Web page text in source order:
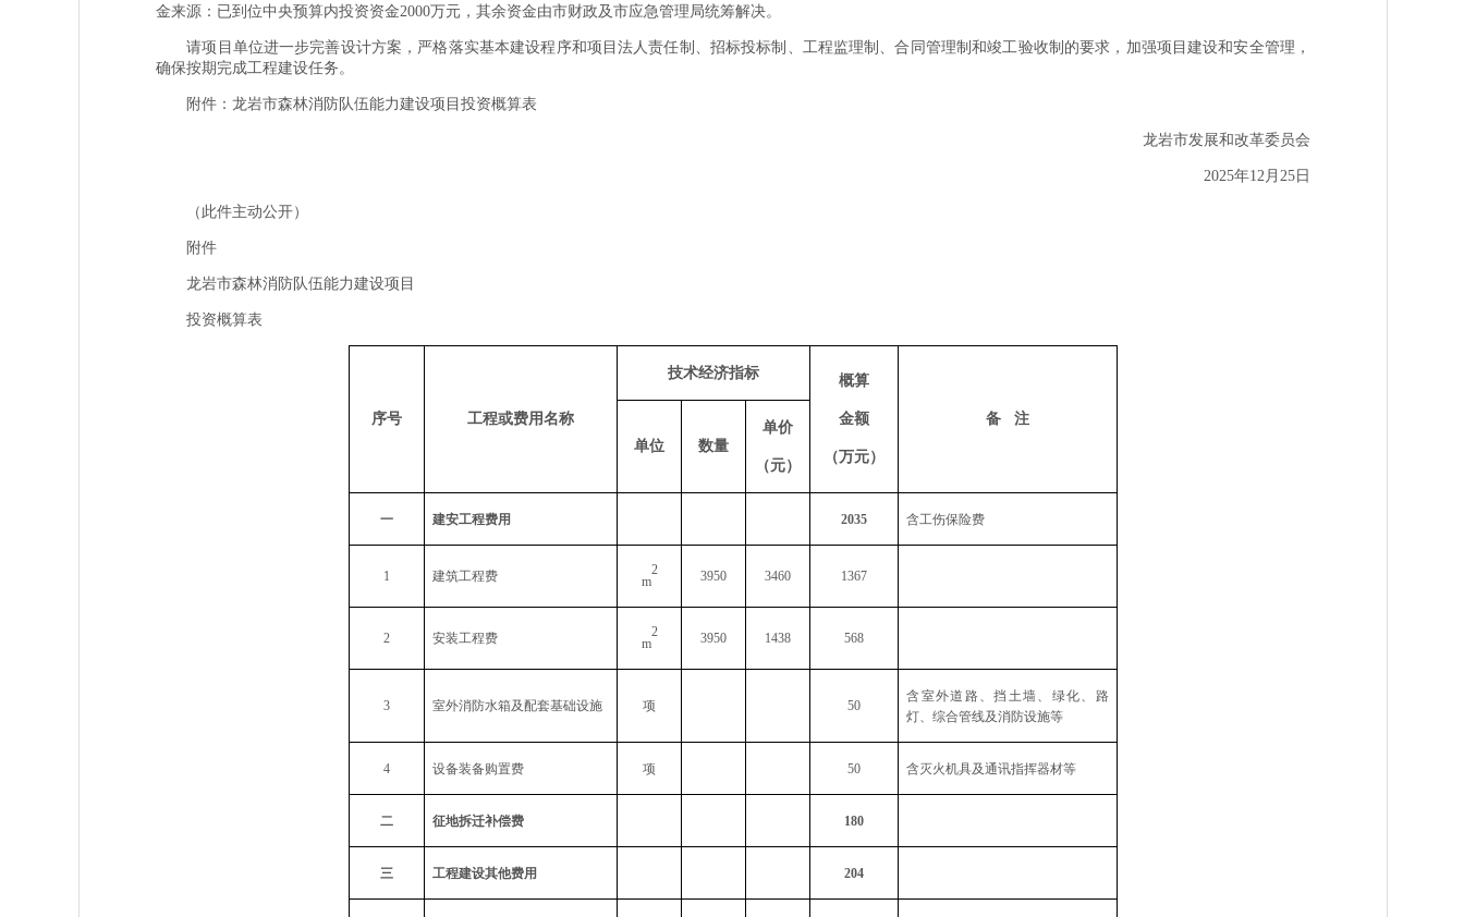
金来源：已到位中央预算内投资资金2000万元，其余资金由市财政及市应急管理局统筹解决。
请项目单位进一步完善设计方案，严格落实基本建设程序和项目法人责任制、招标投标制、工程监理制、合同管理制和竣工验收制的要求，加强项目建设和安全管理，
确保按期完成工程建设任务。
附件：龙岩市森林消防队伍能力建设项目投资概算表
龙岩市发展和改革委员会
2025年12月25日
（此件主动公开）
附件
龙岩市森林消防队伍能力建设项目
投资概算表
序号 工程或费用名称
技术经济指标 概算
金额
（万元）
备
注
单位
数量
单价
（元）
一 建安工程费用 2035 含工伤保险费
1 建筑工程费 m
2 3950 3460 1367
2 安装工程费 m
2 3950 1438 568
3 室外消防水箱及配套基础设施 项 50
含室外道路、挡土墙、绿化、路
灯、综合管线及消防设施等
4 设备装备购置费 项 50 含灭火机具及通讯指挥器材等
二 征地拆迁补偿费 180
三 工程建设其他费用 204